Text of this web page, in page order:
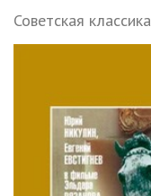
Советская классика